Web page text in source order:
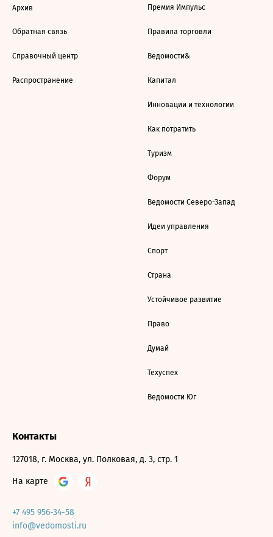
Архив
Обратная связь
Справочный центр
Распространение
Премия Импульс
Правила торговли
Ведомости&
Капитал
Инновации и технологии
Как потратить
Туризм
Форум
Ведомости Северо-Запад
Идеи управления
Спорт
Страна
Устойчивое развитие
Право
Думай
Техуспех
Ведомости Юг
Контакты
127018, г. Москва, ул. Полковая, д. 3, стр. 1
На карте
+7 495 956-34-58
info@vedomosti.ru